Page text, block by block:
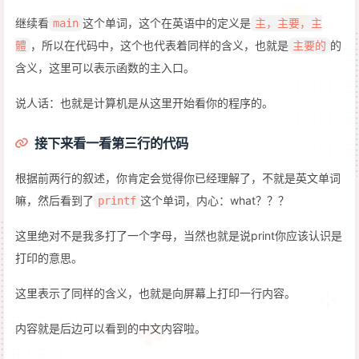
继续看 main 这个单词，这个在英语中的定义是 主，主要，主
體 ，所以在代码中，这个也代表着同样的含义，也就是 主要的 的
含义，这里可以表示函数的主入口。
说人话：也就是计算机是从这里开始看你的程序的。
接下来看一看第三行的代码
根据前两行的叙述，你肯定会觉得你已经理解了，不就是英文单词
嘛，然后看到了 printf 这个单词，内心：what？？？
这里绝对不是我多打了一个字母，当然也就是说print你应该认识是
打印的意思。
这里表示了同样的含义，也就是向屏幕上打印一行内容。
内容就是后边可以看到的中文内容啦。